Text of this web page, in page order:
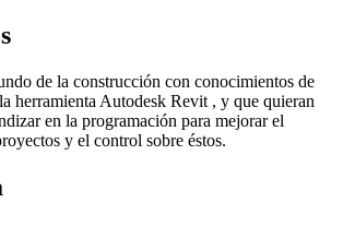
de la construcción con conocimientos de
herramienta Autodesk Revit , y que quieran
en la programación para mejorar el
y el control sobre éstos.